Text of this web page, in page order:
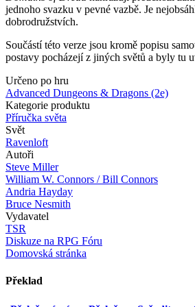
jednoho svazku v pevné vazbě. Je
dobrodružstvích.
Součástí této verze jsou kromě popisu
postavy pocházejí z jiných světů a byly tu
Určeno po hru
Advanced Dungeons & Dragons (2e)
Kategorie produktu
Příručka světa
Svět
Ravenloft
Autoři
Steve Miller
William W. Connors / Bill Connors
Andria Hayday
Bruce Nesmith
Vydavatel
TSR
Diskuze na RPG Fóru
Domovská stránka
Překlad